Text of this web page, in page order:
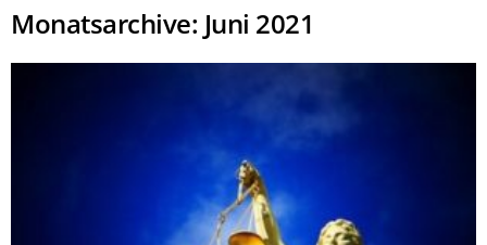
Monatsarchive: Juni 2021